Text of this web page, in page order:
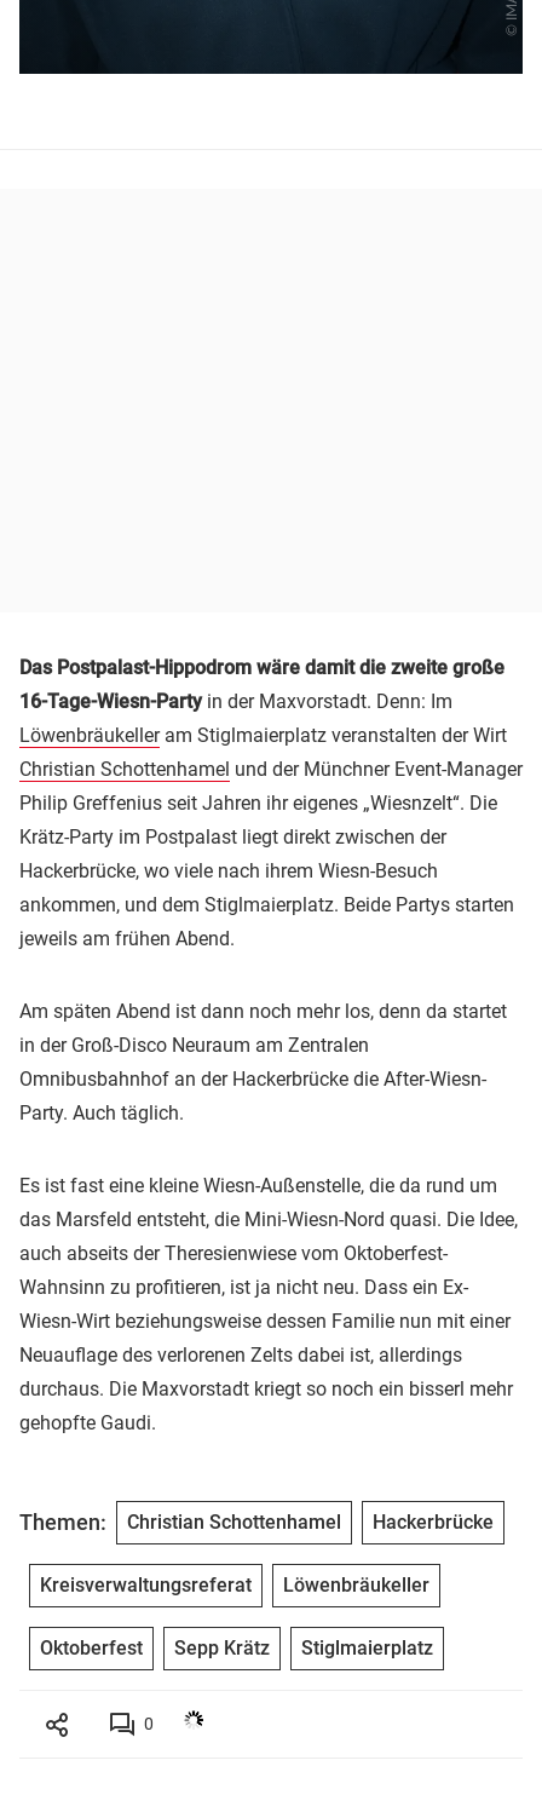
Das Postpalast-Hippodrom wäre damit die zweite große
16-Tage-Wiesn-Party in der Maxvorstadt. Denn: Im
Löwenbräukelleram Stiglmaierplatz veranstalten der Wirt
Christian Schottenhamel und der Münchner Event-Manager
Philip Greffenius seit Jahren ihr eigenes „Wiesnzelt“. Die
Krätz-Party im Postpalast liegt direkt zwischen der
Hackerbrücke, wo viele nach ihrem Wiesn-Besuch
ankommen, und dem Stiglmaierplatz. Beide Partys starten
jeweils am frühen Abend.
Am späten Abend ist dann noch mehr los, denn da startet
in der Groß-Disco Neuraum am Zentralen
Omnibusbahnhof an der Hackerbrücke die After-Wiesn-
Party. Auch täglich.
Es ist fast eine kleine Wiesn-Außenstelle, die da rund um
das Marsfeld entsteht, die Mini-Wiesn-Nord quasi. Die Idee,
auch abseits der Theresienwiese vom Oktoberfest-
Wahnsinn zu profitieren, ist ja nicht neu. Dass ein Ex-
Wiesn-Wirt beziehungsweise dessen Familie nun mit einer
Neuauflage des verlorenen Zelts dabei ist, allerdings
durchaus. Die Maxvorstadt kriegt so noch ein bisserl mehr
gehopfte Gaudi.
Themen: Christian Schottenhamel Hackerbrücke
Kreisverwaltungsreferat Löwenbräukeller
Oktoberfest Sepp Krätz Stiglmaierplatz
0